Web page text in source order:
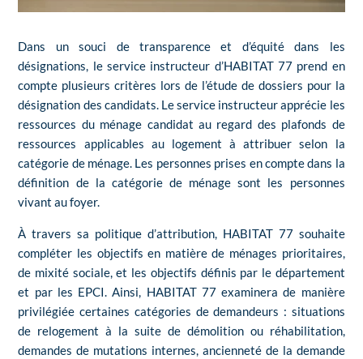
Dans un souci de transparence et d’équité dans les
désignations, le service instructeur d’HABITAT 77 prend en
compte plusieurs critères lors de l’étude de dossiers pour la
désignation des candidats. Le service instructeur apprécie les
ressources du ménage candidat au regard des plafonds de
ressources applicables au logement à attribuer selon la
catégorie de ménage. Les personnes prises en compte dans la
définition de la catégorie de ménage sont les personnes
vivant au foyer.
À travers sa politique d’attribution, HABITAT 77 souhaite
compléter les objectifs en matière de ménages prioritaires,
de mixité sociale, et les objectifs définis par le département
et par les EPCI. Ainsi, HABITAT 77 examinera de manière
privilégiée certaines catégories de demandeurs : situations
de relogement à la suite de démolition ou réhabilitation,
demandes de mutations internes, ancienneté de la demande